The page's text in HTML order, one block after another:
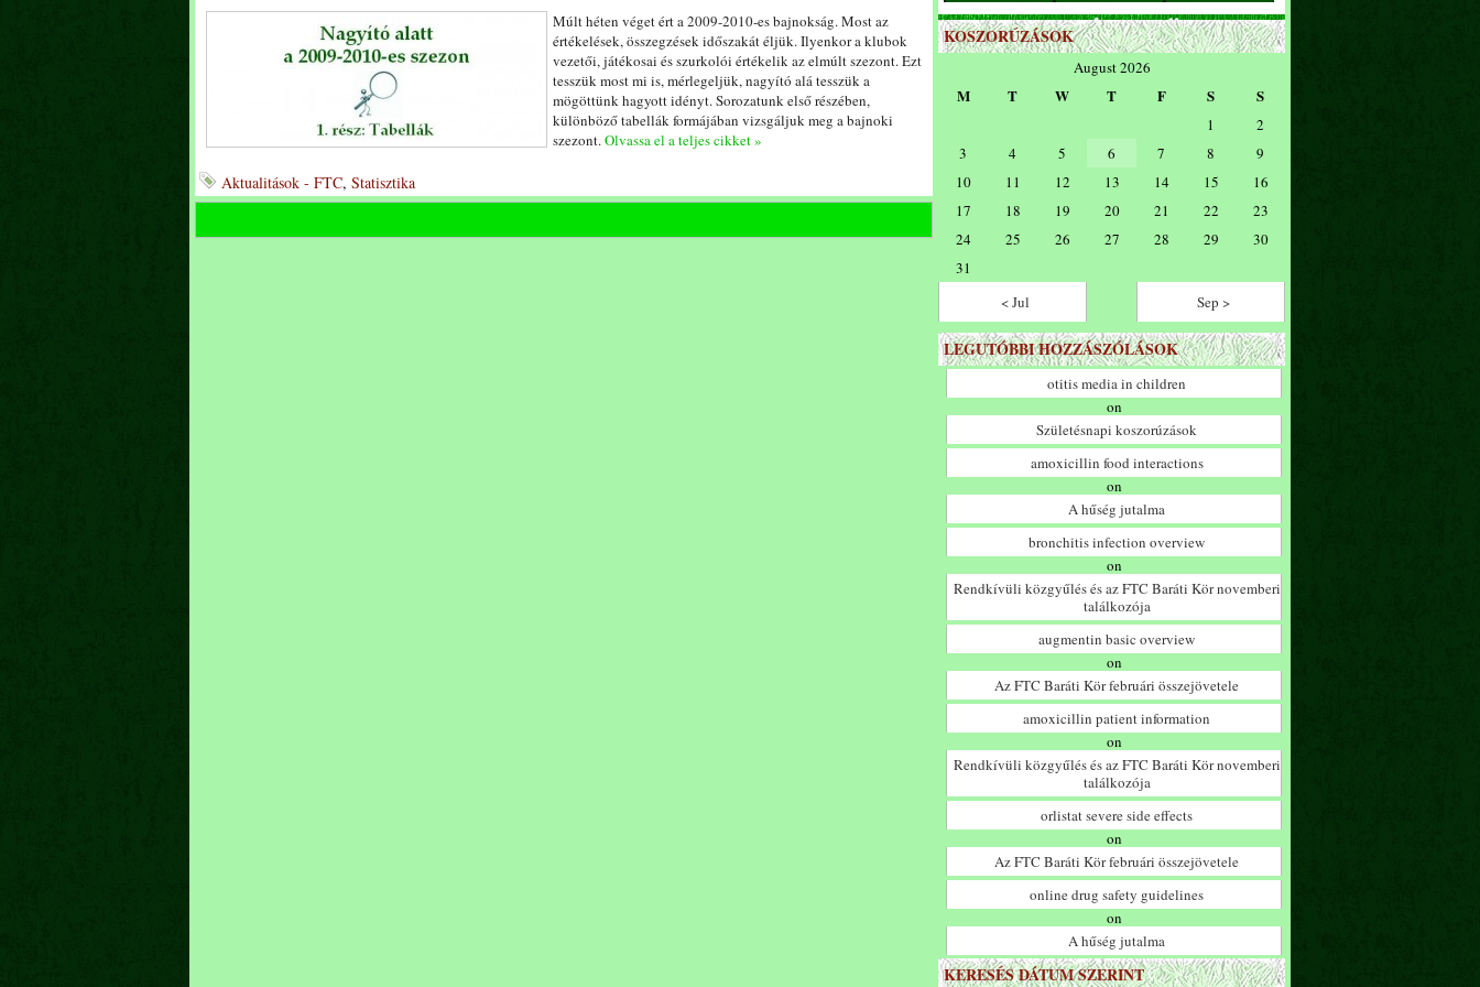
Múlt héten véget ért a 2009-2010-es bajnokság. Most az
értékelések, összegzések időszakát éljük. Ilyenkor a klubok
vezetői, játékosai és szurkolói értékelik az elmúlt szezont. Ezt
tesszük most mi is, mérlegeljük, nagyító alá tesszük a
mögöttünk hagyott idényt. Sorozatunk első részében,
különböző tabellák formájában vizsgáljuk meg a bajnoki
szezont.Olvassa el a teljes cikket »
Aktualitások - FTC, Statisztika
KOSZORÚZÁSOK
August 2026
M T W T F S S
1
2
3
4 5 6 7 8
9
10
11 12 13 14 15
16
17
18 19 20 21 22
23
24
25 26 27 28 29
30
31
< Jul
Sep >
LEGUTÓBBI HOZZÁSZÓLÁSOK
otitis media in children
on
Születésnapi koszorúzások
amoxicillin food interactions
on
A hűség jutalma
bronchitis infection overview
on
Rendkívüli közgyűlés és az FTC Baráti Kör novemberi
találkozója
augmentin basic overview
on
Az FTC Baráti Kör februári összejövetele
amoxicillin patient information
on
Rendkívüli közgyűlés és az FTC Baráti Kör novemberi
találkozója
orlistat severe side effects
on
Az FTC Baráti Kör februári összejövetele
online drug safety guidelines
on
A hűség jutalma
KERESÉS DÁTUM SZERINT